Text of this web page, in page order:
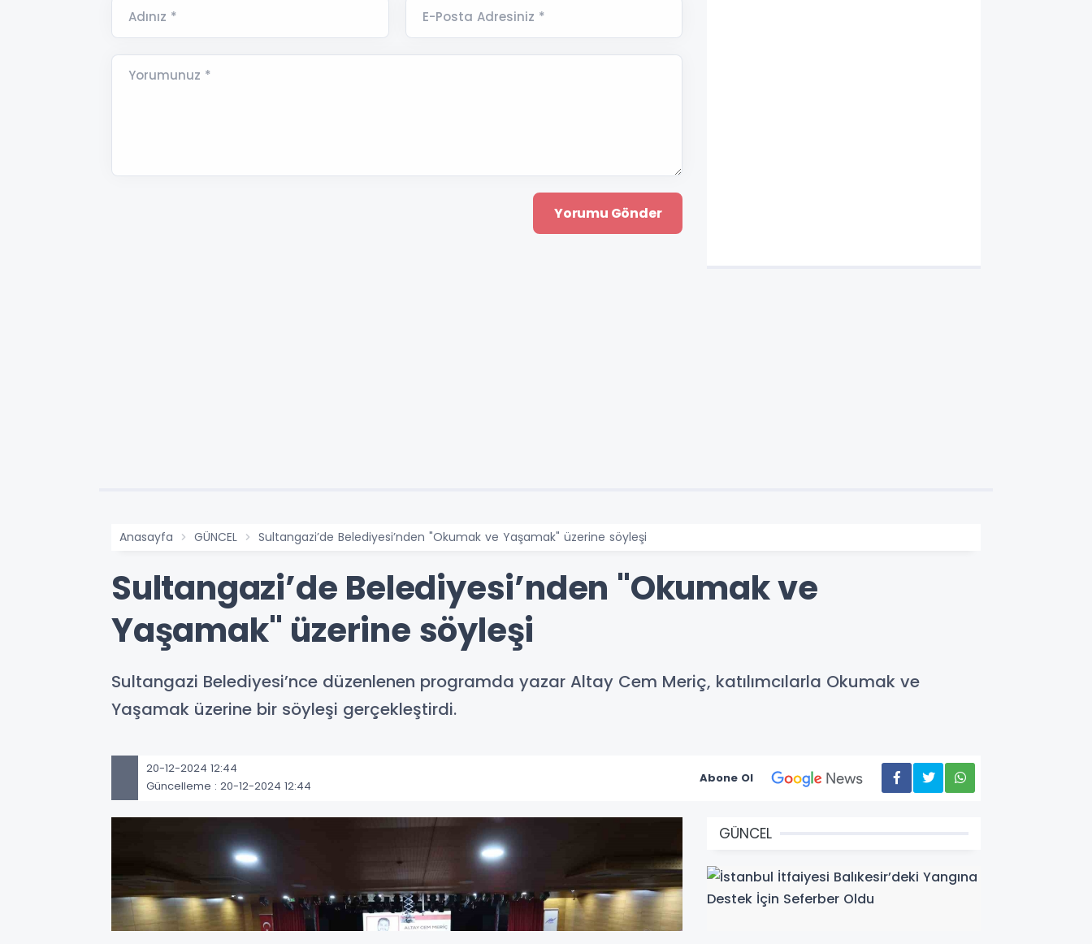
Adınız * E-Posta Adresiniz *
Yorumunuz *
Anasayfa GÜNCEL Sultangazi’de Belediyesi’nden "Okumak ve Yaşamak" üzerine söyleşi
Sultangazi’de Belediyesi’nden "Okumak ve
Yaşamak" üzerine söyleşi
Sultangazi Belediyesi’nce düzenlenen programda yazar Altay Cem Meriç, katılımcılarla Okumak ve
Yaşamak üzerine bir söyleşi gerçekleştirdi.
20-12-2024 12:44
Güncelleme : 20-12-2024 12:44
Abone Ol
GÜNCEL